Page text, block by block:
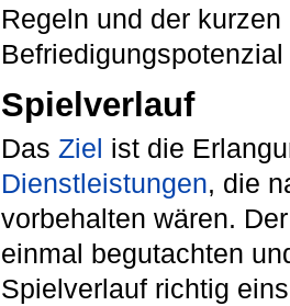
Regeln und der
Spielverlauf
Das Ziel ist die
Dienstleistungen, die
vorbehalten wären.
einmal begutachten
Spielverlauf richtig